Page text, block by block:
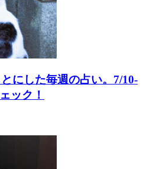
にした毎週の占い。7/10-
ック！